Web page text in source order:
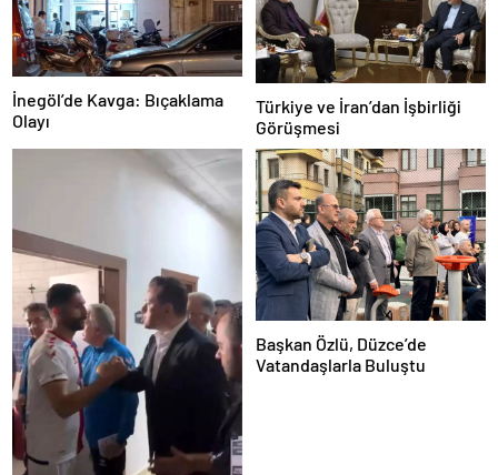
İnegöl’de Kavga: Bıçaklama
Olayı
Türkiye ve İran’dan İşbirliği
Görüşmesi
Başkan Özlü, Düzce’de
Vatandaşlarla Buluştu